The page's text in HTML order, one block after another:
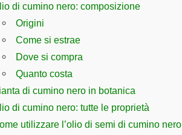
di cumino nero: composizione
Origini
Come si estrae
Dove si compra
Quanto costa
di cumino nero in botanica
di cumino nero: tutte le proprietà
utilizzare l’olio di semi di cumino nero